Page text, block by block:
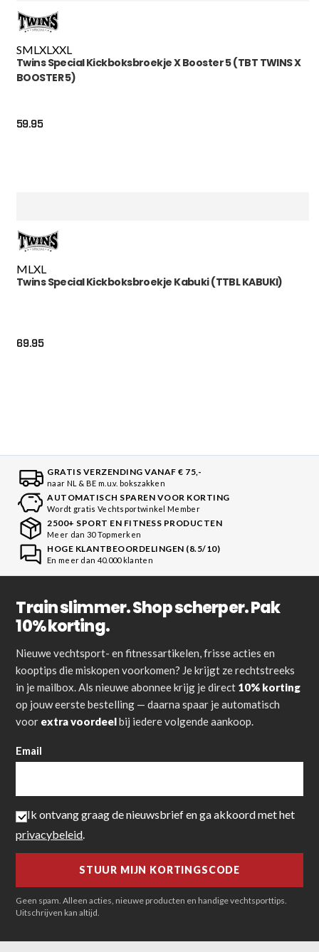
SML XL XXL
Twins Special Kickboksbroekje X Booster 5 (TBT TWINS X
BOOSTER 5)
59.95
MLXL
Twins Special Kickboksbroekje Kabuki (TTBL KABUKI)
69.95
GRATIS VERZENDING VANAF € 75,-
naar NL & BE m.u.v. bokszakken
AUTOMATISCH SPAREN VOOR KORTING
Wordt gratis Vechtsportwinkel Member
2500+ SPORT EN FITNESS PRODUCTEN
Meer dan 30 Topmerken
HOGE KLANTBEOORDELINGEN (8.5/10)
En meer dan 40.000 klanten
Train slimmer. Shop scherper. Pak
10% korting.
Nieuwe vechtsport- en fitnessartikelen, frisse acties en
kooptips die miskopen voorkomen? Je krijgt ze rechtstreeks
in je mailbox. Als nieuwe abonnee krijg je direct 10% korting
op jouw eerste bestelling — daarna spaar je automatisch
voor extra voordeelbij iedere volgende aankoop.
Email
Ik ontvang graag de nieuwsbrief en ga akkoord met het
privacybeleid.
Geen spam. Alleen acties, nieuwe producten en handige vechtsporttips.
Uitschrijven kan altijd.